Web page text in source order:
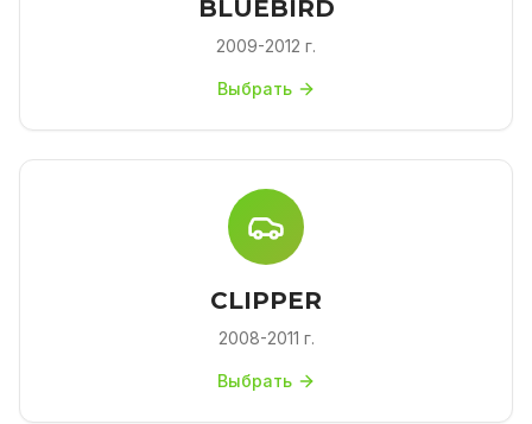
BLUEBIRD
2009-2012 г.
Выбрать
CLIPPER
2008-2011 г.
Выбрать